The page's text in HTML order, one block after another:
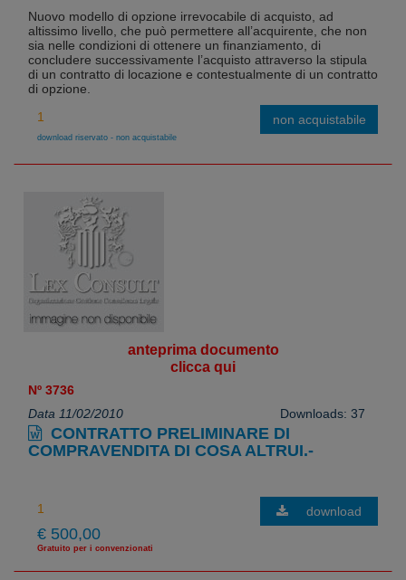
Nuovo modello di opzione irrevocabile di acquisto, ad
altissimo livello, che può permettere all’acquirente, che non
sia nelle condizioni di ottenere un finanziamento, di
concludere successivamente l’acquisto attraverso la stipula
di un contratto di locazione e contestualmente di un contratto
di opzione.
download riservato - non acquistabile
non acquistabile
anteprima documento
clicca qui
Nº 3736
Data 11/02/2010
Downloads: 37
CONTRATTO PRELIMINARE DI
COMPRAVENDITA DI COSA ALTRUI.-
€ 500,00
Gratuito per i convenzionati
download